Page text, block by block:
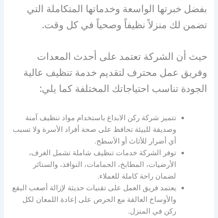
بفضل خبرتها الواسعة وخدماتها المتكاملة التي
تضمن لك منزلاً نظيفاً وصحياً في كل وقت.
حيث أن الشركة تعتمد على أحدث المعدات
وفريق عمل محترف لتقديم خدمة تنظيف عالية
الجودة تناسب احتياجاتك المختلفة كما يلي:
تتميز شركة ركن الابداع باستخدام مواد تنظيف آمنة
وصديقة للبيئة تحافظ على صحة أفراد الأسرة ولا تسبب
أي أضرار للأثاث أو الأسطح.
توفر الشركة خدمات تنظيف شاملة تشمل الغرف،
الأرضيات، المطابخ، الحمامات، النوافذ، والستائر
لضمان راحة كاملة للعملاء.
يعتمد فريق العمل على تقنيات حديثة لإزالة أصعب البقع
والأوساخ العالقة مع الحرص على إعادة اللمعان لكل
ركن في المنزل.